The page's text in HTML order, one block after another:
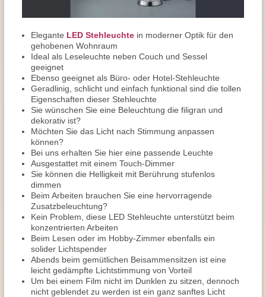
Elegante LED Stehleuchte in moderner Optik für den
gehobenen Wohnraum
Ideal als Leseleuchte neben Couch und Sessel
geeignet
Ebenso geeignet als Büro- oder Hotel-Stehleuchte
Geradlinig, schlicht und einfach funktional sind die tollen
Eigenschaften dieser Stehleuchte
Sie wünschen Sie eine Beleuchtung die filigran und
dekorativ ist?
Möchten Sie das Licht nach Stimmung anpassen
können?
Bei uns erhalten Sie hier eine passende Leuchte
Ausgestattet mit einem Touch-Dimmer
Sie können die Helligkeit mit Berührung stufenlos
dimmen
Beim Arbeiten brauchen Sie eine hervorragende
Zusatzbeleuchtung?
Kein Problem, diese LED Stehleuchte unterstützt beim
konzentrierten Arbeiten
Beim Lesen oder im Hobby-Zimmer ebenfalls ein
solider Lichtspender
Abends beim gemütlichen Beisammensitzen ist eine
leicht gedämpfte Lichtstimmung von Vorteil
Um bei einem Film nicht im Dunklen zu sitzen, dennoch
nicht geblendet zu werden ist ein ganz sanftes Licht